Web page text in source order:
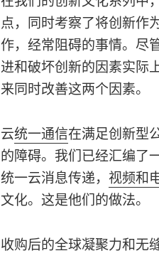
点，同时考察了将创新作
作，经常阻碍的事情。尽
进和破坏创新的因素实际
来同时改善这两个因素。
云统一通信在满足创新型
的障碍。我们已经汇编了
统一云消息传递， 视频和
文化。这是他们的做法。
收购后的全球凝聚力和无